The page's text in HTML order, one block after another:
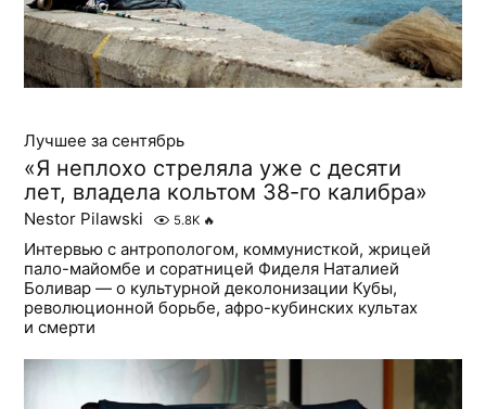
Лучшее за сентябрь
«Я неплохо стреляла уже с десяти
лет, владела кольтом 38-го калибра»
Nestor Pilawski 5.8K 🔥
Интервью с антропологом, коммунисткой, жрицей
пало-майомбе и соратницей Фиделя Наталией
Боливар — о культурной деколонизации Кубы,
революционной борьбе, афро-кубинских культах
и смерти